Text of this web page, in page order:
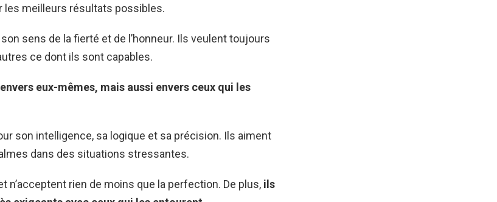
les meilleurs résultats possibles.
sens de la fierté et de l’honneur. Ils veulent toujours
ce dont ils sont capables.
eux-mêmes, mais aussi envers ceux qui les
son intelligence, sa logique et sa précision. Ils aiment
dans des situations stressantes.
n’acceptent rien de moins que la perfection. De plus, ils